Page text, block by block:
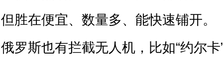
但胜在便宜、数量多、能快速铺开。
俄罗斯也有拦截无人机，比如“约尔卡